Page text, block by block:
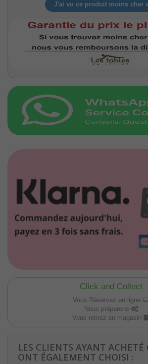
J'ai vu ce produit moins cher
Click and Collect
Vous Réservez en ligne
Nous préparons
Vous retirez en magasin
LES CLIENTS AYANT ACHETÉ
ONT ÉGALEMENT CHOISI :